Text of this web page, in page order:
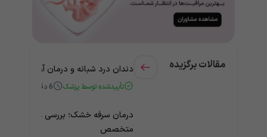
مقالات برگزیده دندان درد شبانه و درمان آن +
تأییدشده توسط پزشک 6 دقیقه
درمان سرفه خشک؛ بررسی علت و
متخصص